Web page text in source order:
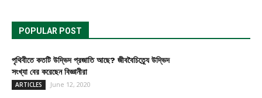
POPULAR POST
পৃথিবীতে কতটি উদ্ভিদ প্রজাতি আছে? জীববৈচিত্র্যে উদ্ভিদ
সংখ্যা বের করেছেন বিজ্ঞানীরা
ARTICLES June 12, 2020